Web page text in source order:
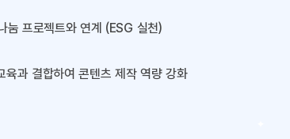
눔 프로젝트와 연계 (ESG 실천)
과 결합하여 콘텐츠 제작 역량 강화